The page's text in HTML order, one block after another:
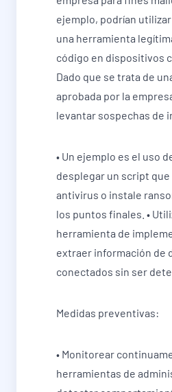
ejemplo, podrían
una herramienta
código en dispositivos
Dado que se trata de
aprobada por la
levantar sospechas de
• Un ejemplo es el uso
desplegar un script
antivirus o instale
los puntos finales. •
herramienta de
extraer información de
conectados sin ser
Medidas preventivas:
• Monitorear
herramientas de